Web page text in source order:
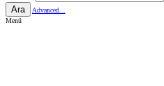
Ara
Advanced...
Menü